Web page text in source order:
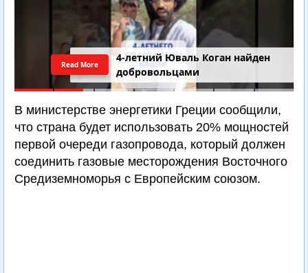
4-летний Юваль Коган найден
добровольцами
Read More
В министерстве энергетики Греции сообщили,
что страна будет использовать 20% мощностей
первой очереди газопровода, который должен
соединить газовые месторождения Восточного
Средиземноморья с Европейским союзом.